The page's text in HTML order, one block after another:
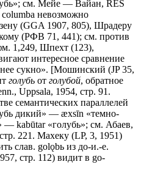
см. Мейе — Вайан, RES
columba невозможно
(GGA 1907, 805), Шрадеру
(РФВ 71, 441); см. против
1,249, Шпехт (123),
интересное сравнение
сукно». [Мошинский (JP 35,
голубь от голубой, обратное
Uppsala, 1954, стр. 91.
семантических параллелей
дикий» — æxsīn «темно-
— kabūtar «голубь»; см. Абаев,
221. Махеку (LP, 3, 1951)
слав. golǫbь из до-и.-е.
стр. 112) видит в go-